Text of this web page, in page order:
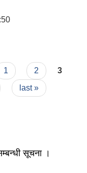
1 2
3
last »
सूचना ।